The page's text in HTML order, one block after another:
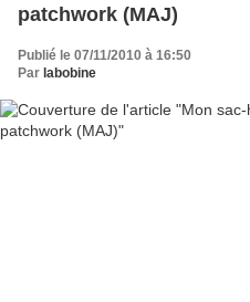
patchwork (MAJ)
Publié le 07/11/2010 à 16:50
Par labobine